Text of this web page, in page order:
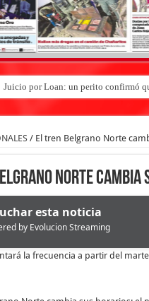
Juicio por Loan: un perito confirmó
/ El tren Belgrano Norte
Norte cambia
esta noticia
by Evolucion Streaming
la frecuencia a partir del